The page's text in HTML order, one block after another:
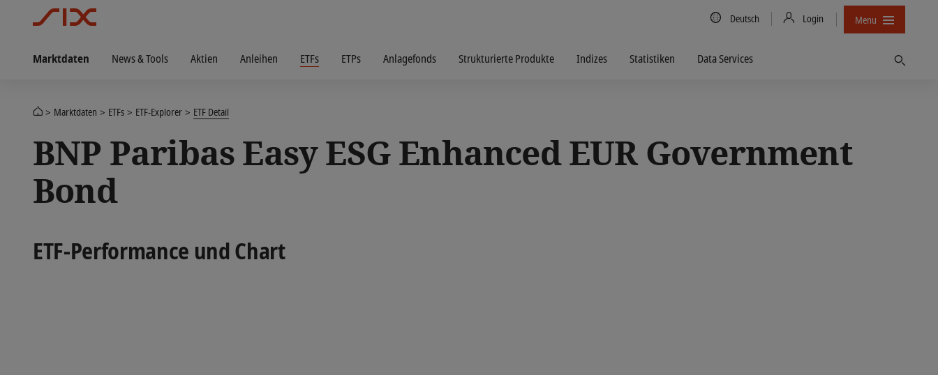
Country/Language
Deutsch Login Menu
Marktdaten News & Tools Aktien Anleihen ETFs ETPs Anlagefonds Strukturierte Produkte Indizes Statistiken Data Services
Marktdaten ETFs ETF-Explorer ETF Detail
BNP Paribas Easy ESG Enhanced EUR Government
Bond
ETF-Performance und Chart